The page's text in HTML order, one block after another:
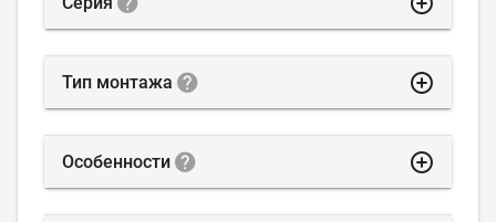
highlight_off
Тип монтажа
highlight_off
Особенности